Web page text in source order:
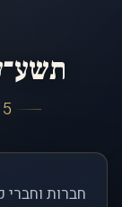
5 באוגוסט 2007 – 2026
חברות וחברי